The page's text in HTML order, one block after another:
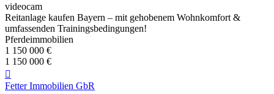
videocam
Reitanlage kaufen Bayern – mit gehobenem Wohnkomfort &
umfassenden Trainingsbedingungen!
Pferdeimmobilien
1 150 000 €
1 150 000 €

Fetter Immobilien GbR